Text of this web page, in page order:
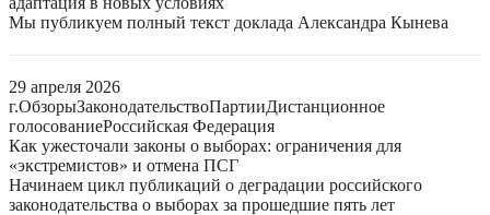
Мы публикуем полный текст доклада Александра Кынева
29 апреля 2026
г.ОбзорыЗаконодательствоПартииДистанционное
голосованиеРоссийская Федерация
Как ужесточали законы о выборах: ограничения для
«экстремистов» и отмена ПСГ
Начинаем цикл публикаций о деградации российского
законодательства о выборах за прошедшие пять лет